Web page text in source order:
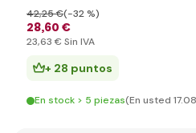
28,60 €
42,25 €(-32 %)
23,63 € Sin IVA
+ 28 puntos
En stock > 5 piezas(En usted